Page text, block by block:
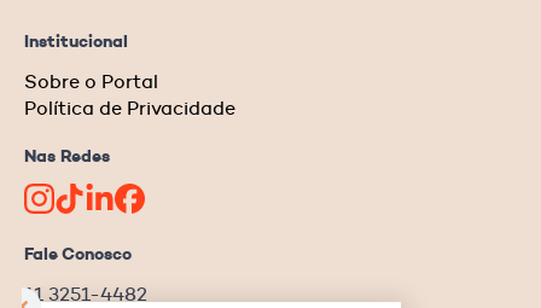
Institucional
Sobre o Portal
Política de Privacidade
Nas Redes
Fale Conosco
11 3251-4482